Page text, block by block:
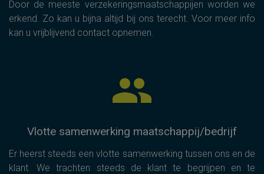
Door de meeste verzekeringsmaatschappijen worden we
erkend. Zo kan u bijna altijd bij ons terecht. Voor meer info
kan u vrijblijvend contact opnemen.
Vlotte samenwerking maatschappij/bedrijf
Er heerst steeds een vlotte samenwerking tussen ons en de
klant. We trachten steeds de klant te begrijpen en te